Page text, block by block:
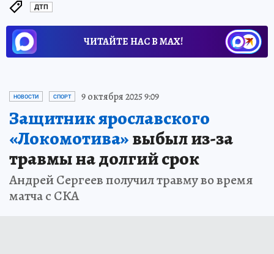
ДТП
ЧИТАЙТЕ НАС В МАХ!
НОВОСТИ СПОРТ 9 октября 2025 9:09
Защитник ярославского
«Локомотива»выбыл из-за
травмы на долгий срок
Андрей Сергеев получил травму во время
матча с СКА